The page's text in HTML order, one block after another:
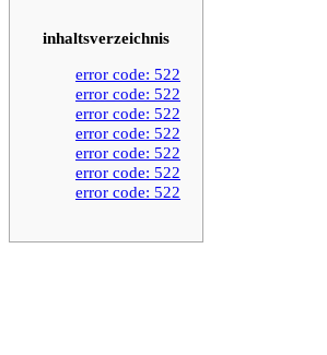
inhaltsverzeichnis
error code: 522
error code: 522
error code: 522
error code: 522
error code: 522
error code: 522
error code: 522